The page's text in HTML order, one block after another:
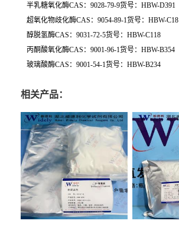
半乳糖氧化酶CAS：9028-79-9货号：HBW-D391
超氧化物歧化酶CAS：9054-89-1货号：HBW-C18
醇脱氢酶CAS：9031-72-5货号：HBW-C118
丙酮酸氧化酶CAS：9001-96-1货号：HBW-B354
玻璃酸酶CAS：9001-54-1货号：HBW-B234
相关产品：